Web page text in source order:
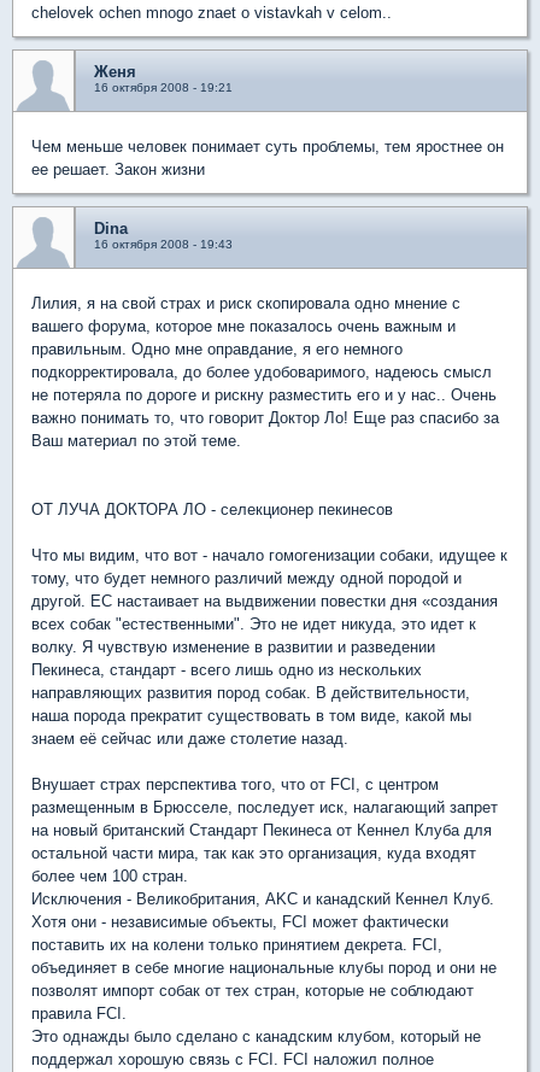
chelovek ochen mnogo znaet o vistavkah v celom..
Женя
16 октября 2008 - 19:21
Чем меньше человек понимает суть проблемы, тем яростнее он
ее решает. Закон жизни
Dina
16 октября 2008 - 19:43
Лилия, я на свой страх и риск скопировала одно мнение с
вашего форума, которое мне показалось очень важным и
правильным. Одно мне оправдание, я его немного
подкорректировала, до более удобоваримого, надеюсь смысл
не потеряла по дороге и рискну разместить его и у нас.. Очень
важно понимать то, что говорит Доктор Ло! Еще раз спасибо за
Ваш материал по этой теме.
ОТ ЛУЧА ДОКТОРА ЛО - селекционер пекинесов
Что мы видим, что вот - начало гомогенизации собаки, идущее к
тому, что будет немного различий между одной породой и
другой. ЕС настаивает на выдвижении повестки дня «создания
всех собак "естественными". Это не идет никуда, это идет к
волку. Я чувствую изменение в развитии и разведении
Пекинеса, стандарт - всего лишь одно из нескольких
направляющих развития пород собак. В действительности,
наша порода прекратит существовать в том виде, какой мы
знаем её сейчас или даже столетие назад.
Внушает страх перспектива того, что от FCI, с центром
размещенным в Брюсселе, последует иск, налагающий запрет
на новый британский Стандарт Пекинеса от Кеннел Клуба для
остальной части мира, так как это организация, куда входят
более чем 100 стран.
Исключения - Великобритания, AKC и канадский Кеннел Клуб.
Хотя они - независимые объекты, FCI может фактически
поставить их на колени только принятием декрета. FCI,
объединяет в себе многие национальные клубы пород и они не
позволят импорт собак от тех стран, которые не соблюдают
правила FCI.
Это однажды было сделано с канадским клубом, который не
поддержал хорошую связь с FCI. FCI наложил полное